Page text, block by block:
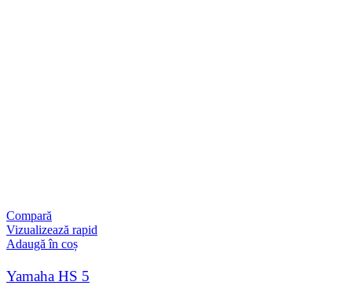
Compară
Vizualizează rapid
Adaugă în coș
Yamaha HS 5